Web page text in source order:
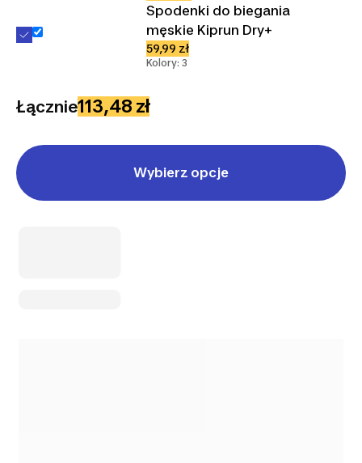
Spodenki do biegania
męskie Kiprun Dry+
59,99 zł
Kolory: 3
Łącznie113,48 zł
Wybierz opcje